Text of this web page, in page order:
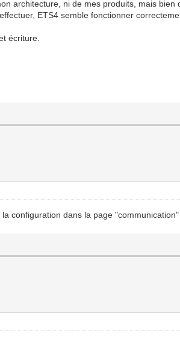
architecture, ni de mes produits, mais bien
ETS4 semble fonctionner
écriture.
configuration dans la page